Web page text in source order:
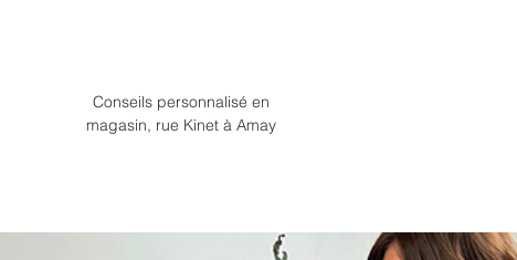
Conseils personnalisé en
magasin, rue Kinet à Amay